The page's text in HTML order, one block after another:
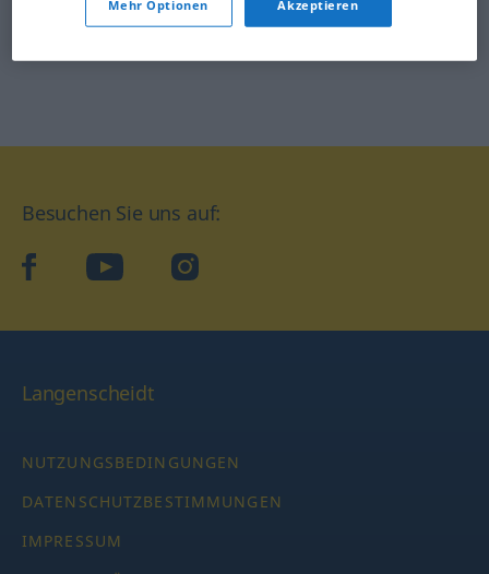
Besuchen Sie uns auf:
facebookYouTube Instagram
Langenscheidt
NUTZUNGSBEDINGUNGEN
DATENSCHUTZBESTIMMUNGEN
IMPRESSUM
Mehr Optionen Akzeptieren